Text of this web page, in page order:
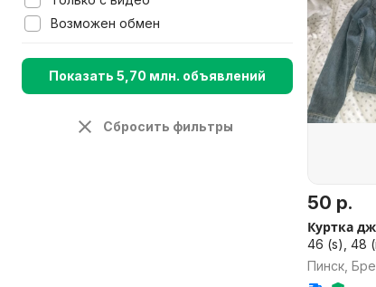
Возможен обмен
Показать 5,70 млн. объявлений
Сбросить фильтры
50 р.
Куртка
46 (s), 48
Пинск,